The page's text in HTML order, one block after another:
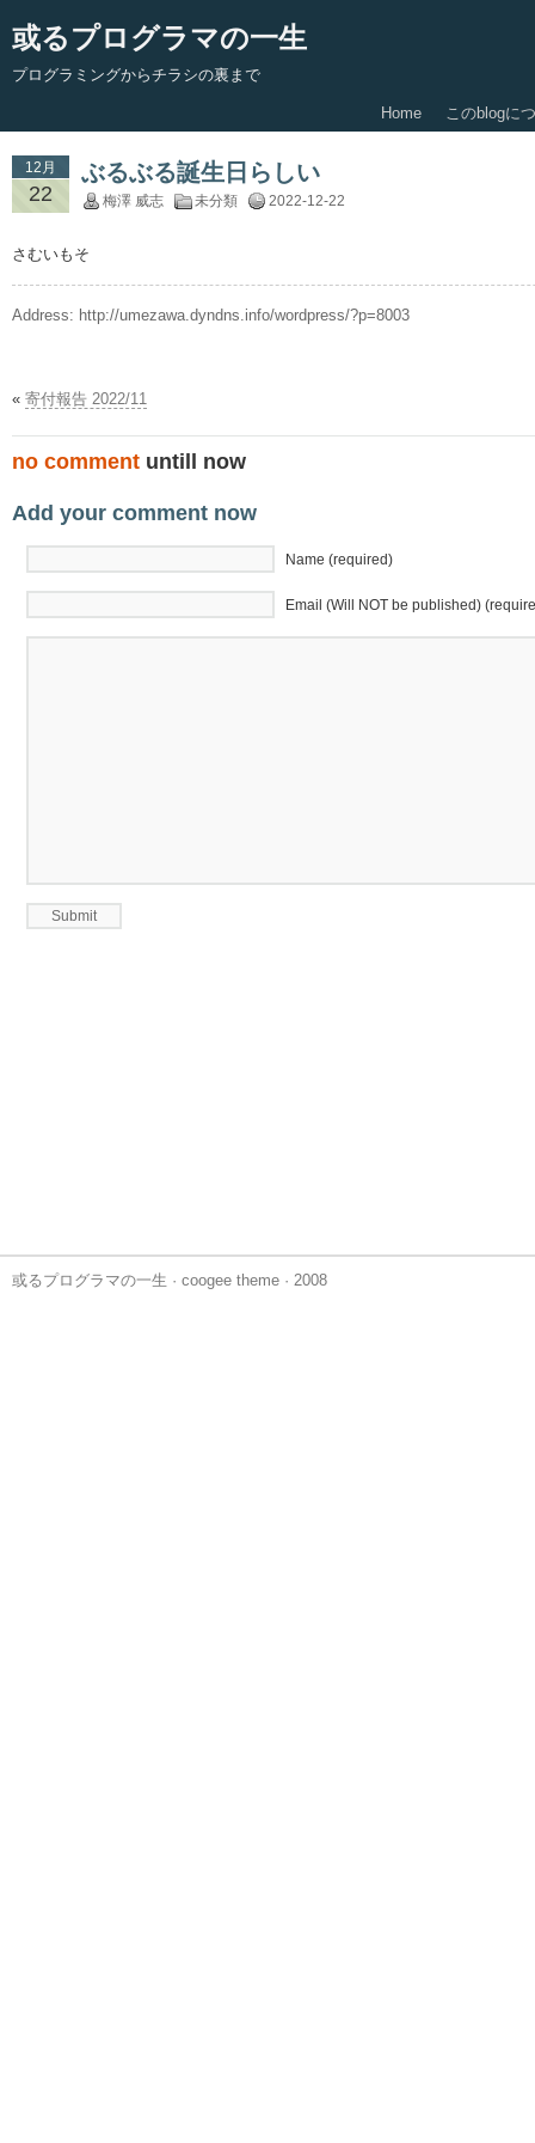
或るプログラマの一生
プログラミングからチラシの裏まで
Home このblogに
12月
22
ぶるぶる誕生日らしい
梅澤 威志 未分類 2022-12-22
さむいもそ
Address: http://umezawa.dyndns.info/wordpress/?p=8003
« 寄付報告 2022/11
no comment untill now
Add your comment now
Name (required)
Email (Will NOT be published)
或るプログラマの一生 · coogee theme · 2008